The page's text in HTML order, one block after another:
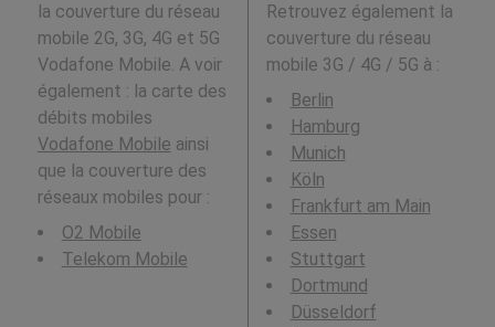
la couverture du réseau
mobile 2G, 3G, 4G et 5G
Vodafone Mobile. A voir
également : la carte des
débits mobiles
Vodafone Mobile ainsi
que la couverture des
réseaux mobiles pour :
O2 Mobile
Telekom Mobile
Retrouvez également la
couverture du réseau
mobile 3G / 4G / 5G à :
Berlin
Hamburg
Munich
Köln
Frankfurt am Main
Essen
Stuttgart
Dortmund
Düsseldorf